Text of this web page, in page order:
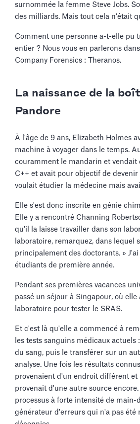
surnommée la femme Steve Jobs.
des milliards. Mais tout cela n'était
Comment une personne a-t-elle pu
entier ? Nous vous en parlerons
Company Forensics : Theranos.
La naissance de la
Pandore
À l'âge de 9 ans, Elizabeth Holmes
machine à voyager dans le temps.
couramment le mandarin et vendait
C++ et avait pour objectif de
voulait étudier la médecine mais
Elle s'est donc inscrite en génie
Elle y a rencontré Channing
qu'il la laisse travailler dans son
laboratoire, remarquez, dans lequel
principalement des doctorants. »
étudiants de première année.
Pendant ses premières vacances
passé un séjour à Singapour, où elle
laboratoire pour tester le SRAS.
Et c'est là qu'elle a commencé à
les tests sanguins médicaux actuels
du sang, puis le transférer sur un
analyse. Une fois les résultats
provenaient d'un endroit différent et
provenait d'une autre source
processus à forte intensité de
générateur d'erreurs qui n'a pas été